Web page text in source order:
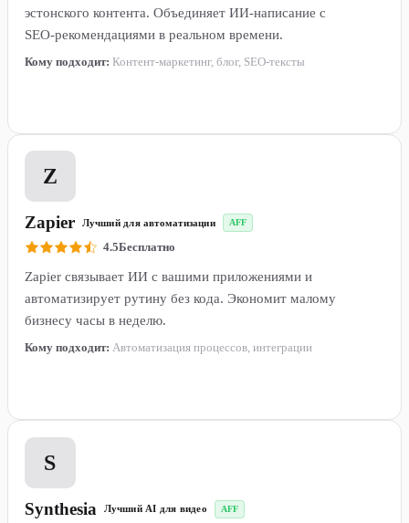
эстонского контента. Объединяет ИИ-написание с
SEO-рекомендациями в реальном времени.
Кому подходит: Контент-маркетинг, блог, SEO-тексты
Z
Zapier Лучший для автоматизации AFF
4.5Бесплатно
Zapier связывает ИИ с вашими приложениями и
автоматизирует рутину без кода. Экономит малому
бизнесу часы в неделю.
Кому подходит: Автоматизация процессов, интеграции
S
Synthesia Лучший AI для видео AFF